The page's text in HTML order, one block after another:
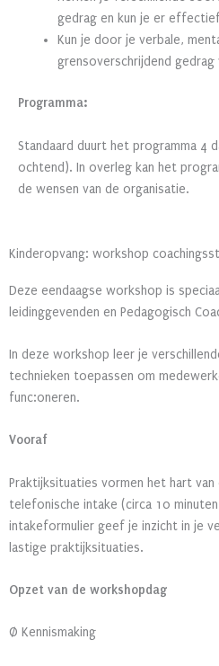
gedrag en kun je er
Kun je door je verbale,
grensoverschrijdend
Programma:
Standaard duurt het programma 4
ochtend). In overleg kan het
de wensen van de organisatie.
Kinderopvang: workshop
Deze eendaagse workshop is
leidinggevenden en Pedagogisch
In deze workshop leer je
technieken toepassen om
func:oneren.
Vooraf
Praktijksituaties vormen het hart
telefonische intake (circa 10
intakeformulier geef je inzicht in je
lastige praktijksituaties.
Opzet van de workshopdag
Ø Kennismaking